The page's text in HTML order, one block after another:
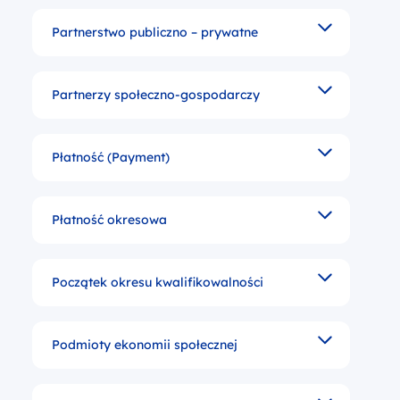
Partnerstwo publiczno – prywatne
Partnerstwo sektora publicznego i prywatnego
Partnerzy społeczno-gospodarczy
To organizacje pracodawców i organizacje
Płatność (Payment)
Określona wielkość środków w ramach pomocy
Płatność okresowa
Płatność dokonywana w trakcie realizacji
Początek okresu kwalifikowalności
Moment rozpoczęcia dopuszczalności
Podmioty ekonomii społecznej
Forma aktywności społeczno-gospodarczej. PES